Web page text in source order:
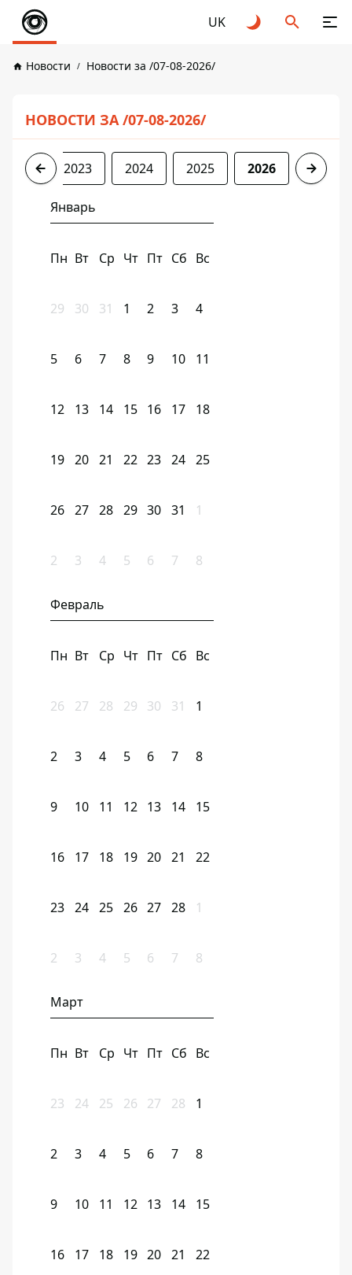
UK
Новости Новости за /07-08-2026/
НОВОСТИ ЗА /07-08-2026/
2022 2023 2024 2025 2026
Январь
Пн Вт Ср Чт Пт Сб Вс
29 30 31 1 2 3 4
5 6 7 8 9 10 11
12 13 14 15 16 17 18
19 20 21 22 23 24 25
26 27 28 29 30 31 1
2 3 4 5 6 7 8
Февраль
Пн Вт Ср Чт Пт Сб Вс
26 27 28 29 30 31 1
2 3 4 5 6 7 8
9 10 11 12 13 14 15
16 17 18 19 20 21 22
23 24 25 26 27 28 1
2 3 4 5 6 7 8
Март
Пн Вт Ср Чт Пт Сб Вс
23 24 25 26 27 28 1
2 3 4 5 6 7 8
9 10 11 12 13 14 15
16 17 18 19 20 21 22